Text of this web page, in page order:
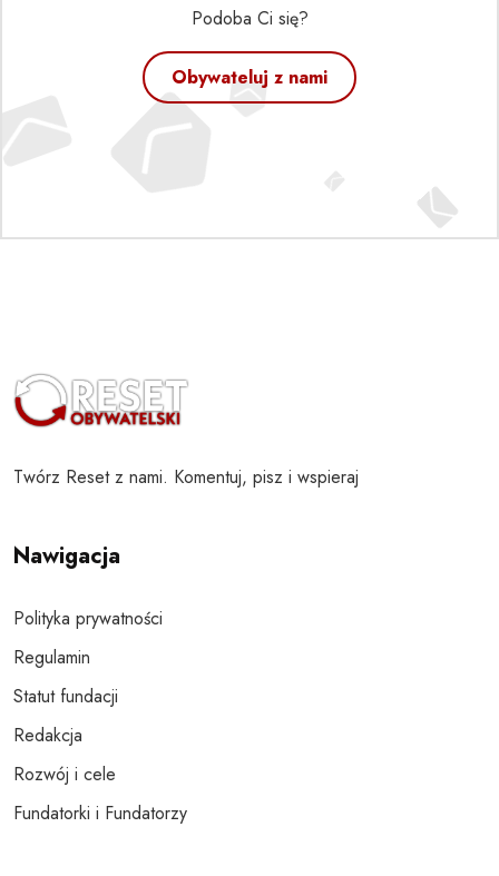
Podoba Ci się?
Obywateluj z nami
Twórz Reset z nami. Komentuj, pisz i wspieraj
Nawigacja
Polityka prywatności
Regulamin
Statut fundacji
Redakcja
Rozwój i cele
Fundatorki i Fundatorzy